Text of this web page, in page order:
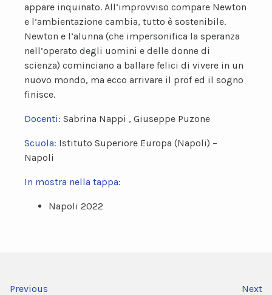
appare inquinato. All’improvviso compare Newton
e l’ambientazione cambia, tutto è sostenibile.
Newton e l’alunna (che impersonifica la speranza
nell’operato degli uomini e delle donne di
scienza) cominciano a ballare felici di vivere in un
nuovo mondo, ma ecco arrivare il prof ed il sogno
finisce.
Docenti: Sabrina Nappi , Giuseppe Puzone
Scuola: Istituto Superiore Europa (Napoli) –
Napoli
In mostra nella tappa:
Napoli 2022
Previous Next